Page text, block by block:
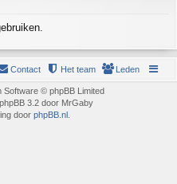
Leden
Het team
Contact
Software © phpBB Limited
3.2 door MrGaby
door phpBB.nl